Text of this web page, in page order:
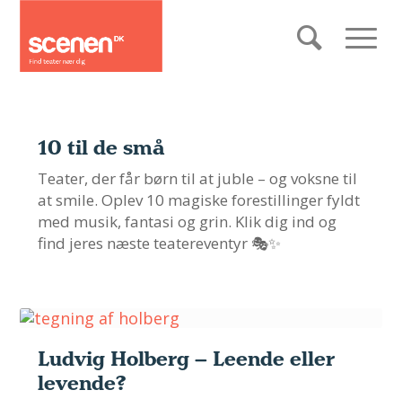
10 til de små
Teater, der får børn til at juble – og voksne til
at smile. Oplev 10 magiske forestillinger fyldt
med musik, fantasi og grin. Klik dig ind og
find jeres næste teatereventyr 🎭✨
Ludvig Holberg – Leende eller
levende?